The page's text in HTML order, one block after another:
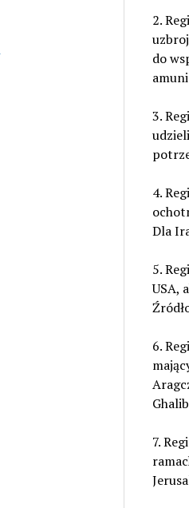
2.
do
3.
4.
Dla
5.
USA,
6.
7.